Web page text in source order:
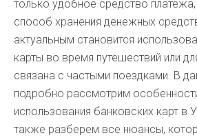
только удобное средство
способ хранения денежных
актуальным становится
карты во время путешествий или
связана с частыми поездками. В
подробно рассмотрим
использования банковских карт в
также разберем все нюансы,